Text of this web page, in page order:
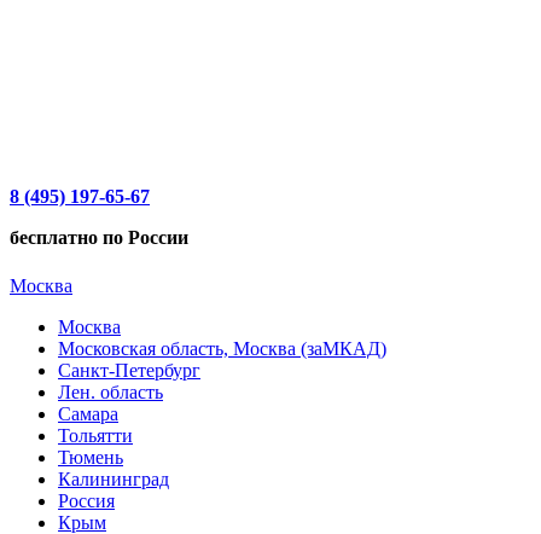
8 (495) 197-65-67
бесплатно по России
Москва
Москва
Московская область, Москва (заМКАД)
Санкт-Петербург
Лен. область
Самара
Тольятти
Тюмень
Калининград
Россия
Крым